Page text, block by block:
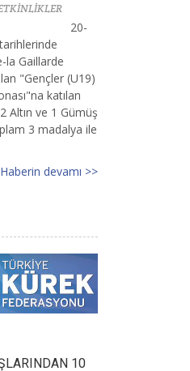
20-
la Gaillarde
"Gençler (U19)
katılan
Altın ve 1 Gümüş
3 madalya ile
Haberin devamı >>
10